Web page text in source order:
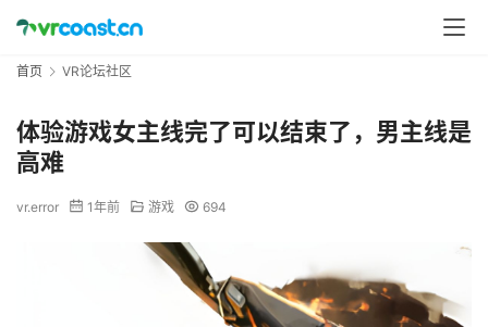
首页 VR论坛社区
体验游戏女主线完了可以结束了，男主线是
高难
vr.error 1年前 游戏 694